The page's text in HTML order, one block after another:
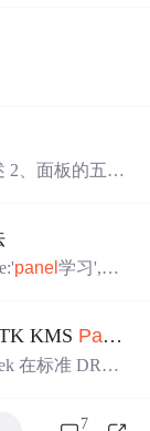
新和更新呢？
2、面板的五大
板的基础上扩
它有关系。
panel学习',wid
，把那个url中
式和js控制，
KMS Panel
在标准 DRM
7